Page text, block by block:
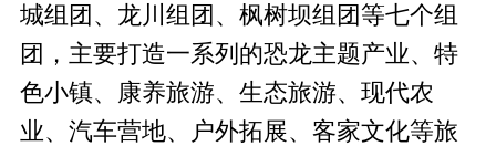
城组团、龙川组团、枫树坝组团等七个组
团，主要打造一系列的恐龙主题产业、特
色小镇、康养旅游、生态旅游、现代农
业、汽车营地、户外拓展、客家文化等旅